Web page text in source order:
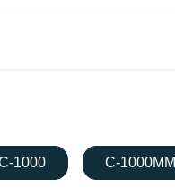
1000 C-1000MM